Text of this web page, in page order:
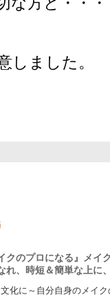
しました。
クのプロになる』メイ
れ、時短＆簡単な上に
化に～自分自身のメイ